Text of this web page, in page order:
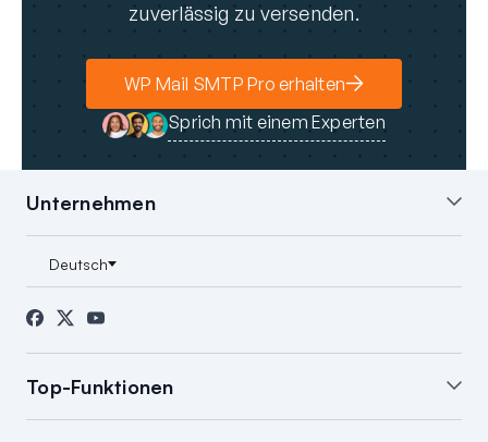
zuverlässig zu versenden.
WP Mail SMTP Pro erhalten
Sprich mit einem Experten
Unternehmen
Kontakt
Partner
Top-Funktionen